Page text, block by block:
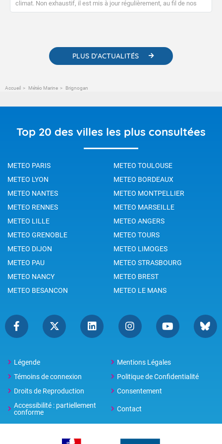
climat. Non exhaustif, il est mis à jour régulièrement, au fil de nos
publications. Vous y trouverez également des liens utiles vers nos
PLUS D'ACTUALITÉS
Accueil Météo Marine Brignogan
Top 20 des villes les plus consultées
METEO PARIS
METEO TOULOUSE
METEO LYON
METEO BORDEAUX
METEO NANTES
METEO MONTPELLIER
METEO RENNES
METEO MARSEILLE
METEO LILLE
METEO ANGERS
METEO GRENOBLE
METEO TOURS
METEO DIJON
METEO LIMOGES
METEO PAU
METEO STRASBOURG
METEO NANCY
METEO BREST
METEO BESANCON
METEO LE MANS
Légende
Mentions Légales
Témoins de connexion
Politique de Confidentialité
Droits de Reproduction
Consentement
Accessibilité : partiellement
conforme
Contact